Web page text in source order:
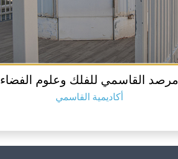
مرصد القاسمي للفلك وعلوم الفضاء
أكاديمية القاسمي
متحف القاسمي للاثار والتراث